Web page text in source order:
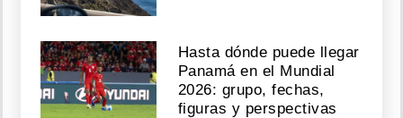
Hasta dónde puede llegar
Panamá en el Mundial
2026: grupo, fechas,
figuras y perspectivas